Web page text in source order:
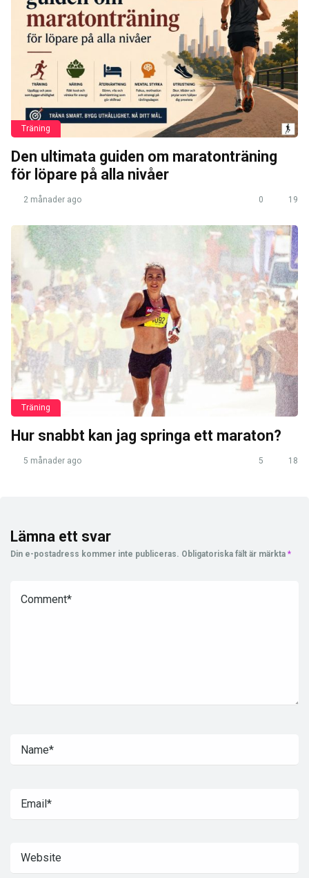
Träning
Den ultimata guiden om maratonträning
för löpare på alla nivåer
2 månader ago 0 19
Träning
Hur snabbt kan jag springa ett maraton?
5 månader ago 5 18
Lämna ett svar
Din e-postadress kommer inte publiceras. Obligatoriska fält är märkta *